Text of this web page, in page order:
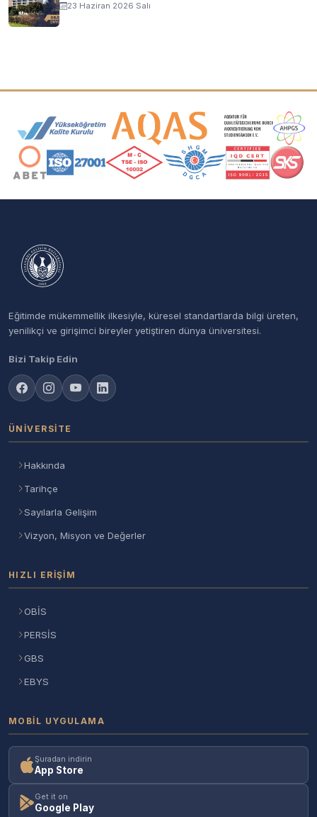
23 Haziran 2026 Salı
Akreditasyon ve Üyelik Logoları
Eğitimde mükemmellik ilkesiyle, küresel standartlarda bilgi üreten,
yenilikçi ve girişimci bireyler yetiştiren dünya üniversitesi.
Bizi Takip Edin
ÜNIVERSITE
Hakkında
Tarihçe
Sayılarla Gelişim
Vizyon, Misyon ve Değerler
HIZLI ERIŞIM
OBİS
PERSİS
GBS
EBYS
MOBIL UYGULAMA
Şuradan indirin
App Store
Get it on
Google Play